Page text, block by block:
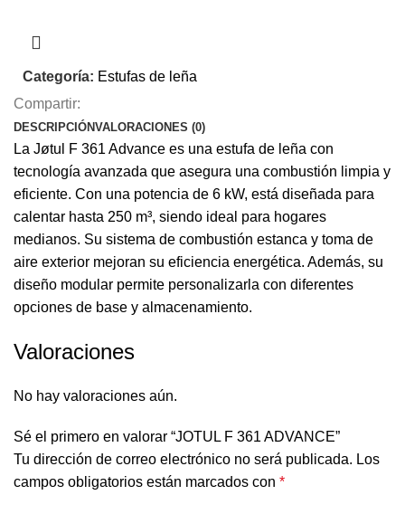
Categoría: Estufas de leña
Compartir:
DESCRIPCIÓNVALORACIONES (0)
La Jøtul F 361 Advance es una estufa de leña con
tecnología avanzada que asegura una combustión limpia y
eficiente. Con una potencia de 6 kW, está diseñada para
calentar hasta 250 m³, siendo ideal para hogares
medianos. Su sistema de combustión estanca y toma de
aire exterior mejoran su eficiencia energética. Además, su
diseño modular permite personalizarla con diferentes
opciones de base y almacenamiento.
Valoraciones
No hay valoraciones aún.
Sé el primero en valorar “JOTUL F 361 ADVANCE”
Tu dirección de correo electrónico no será publicada. Los
campos obligatorios están marcados con *